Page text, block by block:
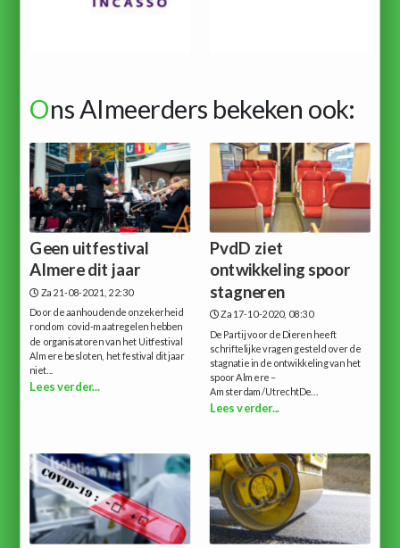
Ons Almeerders bekeken ook:
Geen uitfestival
Almere dit jaar
Za 21-08-2021, 22:30
Door de aanhoudende onzekerheid
rondom covid-maatregelen hebben
de organisatoren van het Uitfestival
Almere besloten, het festival dit jaar
niet...
Lees verder...
PvdD ziet
ontwikkeling spoor
stagneren
Za 17-10-2020, 08:30
De Partij voor de Dieren heeft
schriftelijke vragen gesteld over de
stagnatie in de ontwikkeling van het
spoor Almere –
Amsterdam/UtrechtDe...
Lees verder...